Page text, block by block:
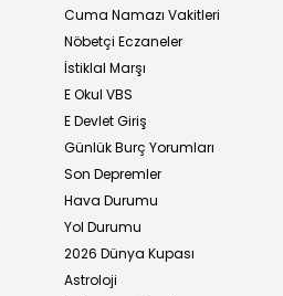
Cuma Namazı Vakitleri
Nöbetçi Eczaneler
İstiklal Marşı
E Okul VBS
E Devlet Giriş
Günlük Burç Yorumları
Son Depremler
Hava Durumu
Yol Durumu
2026 Dünya Kupası
Astroloji